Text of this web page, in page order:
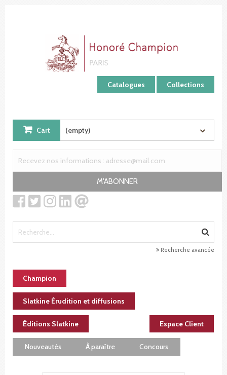
Catalogues Collections
Cart (empty)
M'ABONNER
Recherche avancée
Champion
Slatkine Érudition et diffusions
Éditions Slatkine Espace Client
Nouveautés À paraître Concours